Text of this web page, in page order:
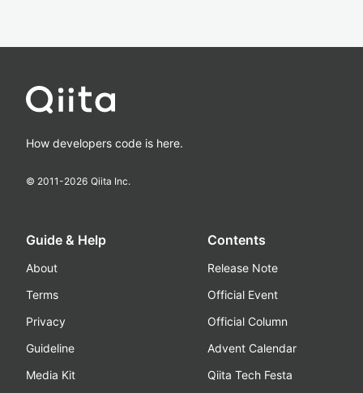
How developers code is here.
© 2011-2026 Qiita Inc.
Guide & Help
About
Terms
Privacy
Guideline
Media Kit
Contents
Release Note
Official Event
Official Column
Advent Calendar
Qiita Tech Festa